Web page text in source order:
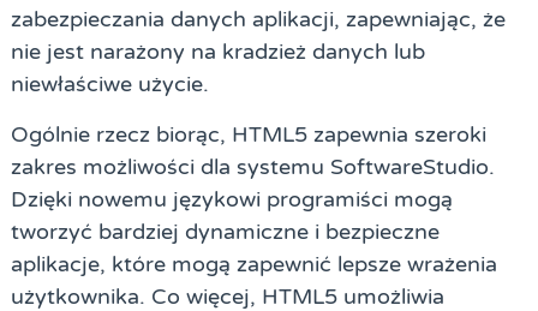
zabezpieczania danych aplikacji, zapewniając, że
nie jest narażony na kradzież danych lub
niewłaściwe użycie.
Ogólnie rzecz biorąc, HTML5 zapewnia szeroki
zakres możliwości dla systemu SoftwareStudio.
Dzięki nowemu językowi programiści mogą
tworzyć bardziej dynamiczne i bezpieczne
aplikacje, które mogą zapewnić lepsze wrażenia
użytkownika. Co więcej, HTML5 umożliwia